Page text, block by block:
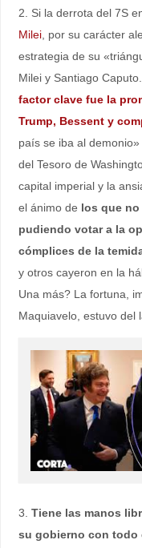
2. Si la derrota del 7S
Milei, por su carácter
estrategia de su
Milei y Santiago
factor clave fue la
Trump, Bessent y
país se iba al
del Tesoro de
capital imperial y la
el ánimo de los que no
pudiendo votar a la
cómplices de la
y otros cayeron en la
Una más? La fortuna,
Maquiavelo, estuvo del
3. Tiene las manos
su gobierno con todo